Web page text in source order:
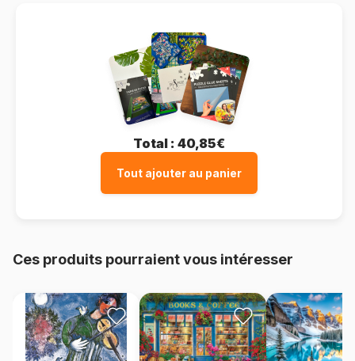
Total : 40,85€
Tout ajouter au panier
Ces produits pourraient vous intéresser